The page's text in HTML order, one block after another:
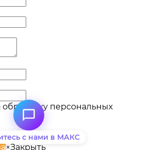
персональных
×Закрыть
с нами в МАКС